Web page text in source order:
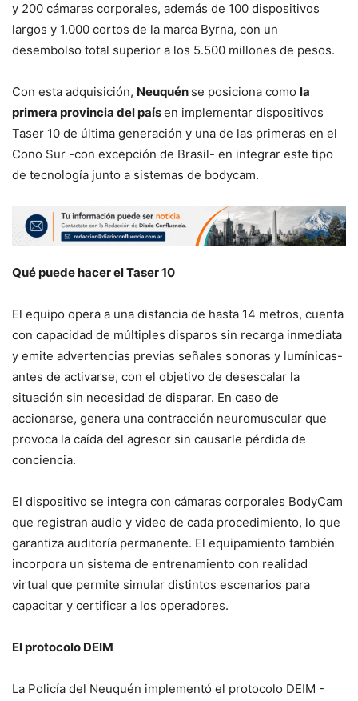
y 200 cámaras corporales, además de 100 dispositivos
largos y 1.000 cortos de la marca Byrna, con un
desembolso total superior a los 5.500 millones de pesos.
Con esta adquisición, Neuquén se posiciona como la
primera provincia del paísen implementar dispositivos
Taser 10 de última generación y una de las primeras en el
Cono Sur -con excepción de Brasil- en integrar este tipo
de tecnología junto a sistemas de bodycam.
Qué puede hacer el Taser 10
El equipo opera a una distancia de hasta 14 metros, cuenta
con capacidad de múltiples disparos sin recarga inmediata
y emite advertencias previas señales sonoras y lumínicas-
antes de activarse, con el objetivo de desescalar la
situación sin necesidad de disparar. En caso de
accionarse, genera una contracción neuromuscular que
provoca la caída del agresor sin causarle pérdida de
conciencia.
El dispositivo se integra con cámaras corporales BodyCam
que registran audio y video de cada procedimiento, lo que
garantiza auditoría permanente. El equipamiento también
incorpora un sistema de entrenamiento con realidad
virtual que permite simular distintos escenarios para
capacitar y certificar a los operadores.
El protocolo DEIM
La Policía del Neuquén implementó el protocolo DEIM -